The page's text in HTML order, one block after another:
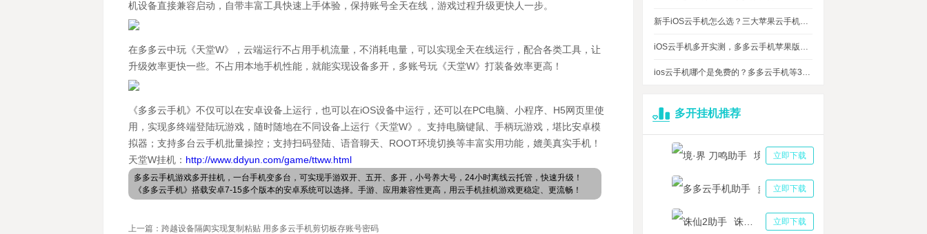
机设备直接兼容启动，自带丰富工具快速上手体验，保持账号全天在线，游戏过程升级更快人一步。
在多多云中玩《天堂W》，云端运行不占用手机流量，不消耗电量，可以实现全天在线运行，配合各类工具，让
升级效率更快一些。不占用本地手机性能，就能实现设备多开，多账号玩《天堂W》打装备效率更高！
《多多云手机》不仅可以在安卓设备上运行，也可以在iOS设备中运行，还可以在PC电脑、小程序、H5网页里使
用，实现多终端登陆玩游戏，随时随地在不同设备上运行《天堂W》。支持电脑键鼠、手柄玩游戏，堪比安卓模
拟器；支持多台云手机批量操控；支持扫码登陆、语音聊天、ROOT环境切换等丰富实用功能，媲美真实手机！
天堂W挂机： http://www.ddyun.com/game/ttww.html
多多云手机游戏多开挂机，一台手机变多台，可实现手游双开、五开、多开，小号养大号，24小时离线云托管，快速升级！
《多多云手机》搭载安卓7-15多个版本的安卓系统可以选择。手游、应用兼容性更高，用云手机挂机游戏更稳定、更流畅！
上一篇：跨越设备隔阂实现复制粘贴 用多多云手机剪切板存账号密码
新手iOS云手机怎么选？三大苹果云手机知名品牌性能对比测评
iOS云手机多开实测，多多云手机苹果版最多可同时运行多少台？
ios云手机哪个是免费的？多多云手机等3大品牌对比测评，告诉你免费ios云手机的真相
多开挂机推荐
立即下载
立即下载
多多云手机助手
立即下载